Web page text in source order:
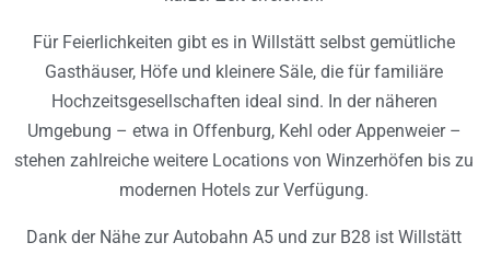
Für Feierlichkeiten gibt es in Willstätt selbst gemütliche
Gasthäuser, Höfe und kleinere Säle, die für familiäre
Hochzeitsgesellschaften ideal sind. In der näheren
Umgebung – etwa in Offenburg, Kehl oder Appenweier –
stehen zahlreiche weitere Locations von Winzerhöfen bis zu
modernen Hotels zur Verfügung.
Dank der Nähe zur Autobahn A5 und zur B28 ist Willstätt